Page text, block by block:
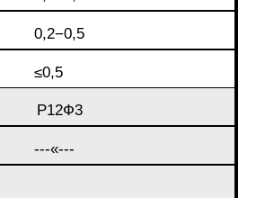
0,2−0,5
≤0,5
Р12Ф3
---«---